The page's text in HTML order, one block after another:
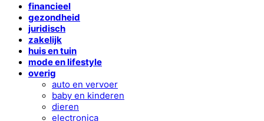
financieel
gezondheid
juridisch
zakelijk
huis en tuin
mode en lifestyle
overig
auto en vervoer
baby en kinderen
dieren
electronica